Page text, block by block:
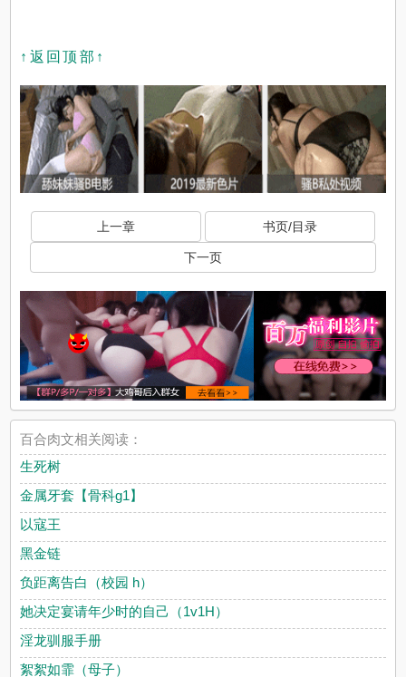
↑返回顶部↑
上一章 书页/目录
下一页
百合肉文相关阅读：
生死树
金属牙套【骨科g1】
以寇王
黑金链
负距离告白（校园 h）
她决定宴请年少时的自己（1v1H）
淫龙驯服手册
絮絮如霏（母子）